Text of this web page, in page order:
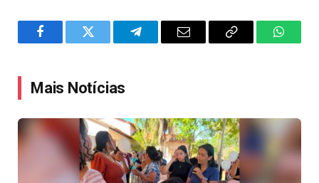
FacebookTwitter TelegramEmail
Copy
Mais Notícias